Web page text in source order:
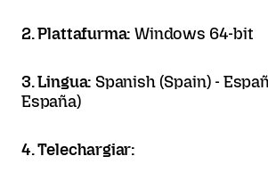
2. Plattafurma:Windows 64-bit
3. Lingua: Spanish (Spain) -
España)
4. Telechargiar: